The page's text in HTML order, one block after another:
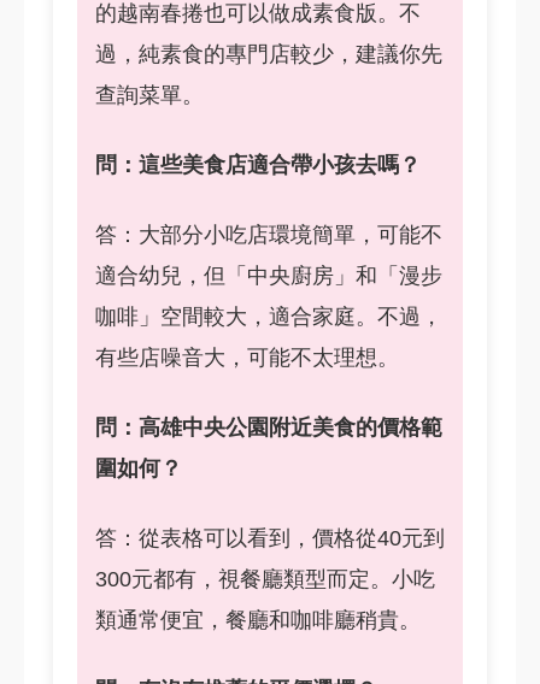
的越南春捲也可以做成素食版。不
過，純素食的專門店較少，建議你先
查詢菜單。
問：這些美食店適合帶小孩去嗎？
答：大部分小吃店環境簡單，可能不
適合幼兒，但「中央廚房」和「漫步
咖啡」空間較大，適合家庭。不過，
有些店噪音大，可能不太理想。
問：高雄中央公園附近美食的價格範
圍如何？
答：從表格可以看到，價格從40元到
300元都有，視餐廳類型而定。小吃
類通常便宜，餐廳和咖啡廳稍貴。